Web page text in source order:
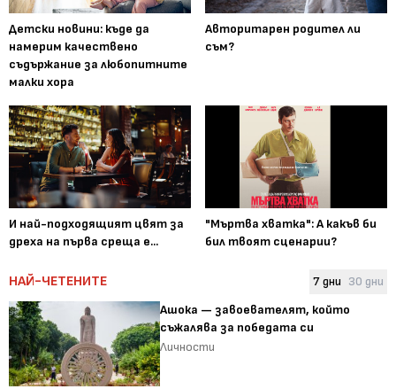
Детски новини: къде да
намерим качествено
съдържание за любопитните
малки хора
Авторитарен родител ли
съм?
И най-подходящият цвят за
дреха на първа среща е...
"Мъртва хватка": А какъв би
бил твоят сценарии?
НАЙ-ЧЕТЕНИТЕ 7 дни 30 дни
Ашока — завоевателят, който
съжалява за победата си
Личности